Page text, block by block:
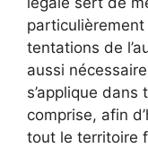
tentations de
aussi
s’applique
comprise, afin
tout le territoire